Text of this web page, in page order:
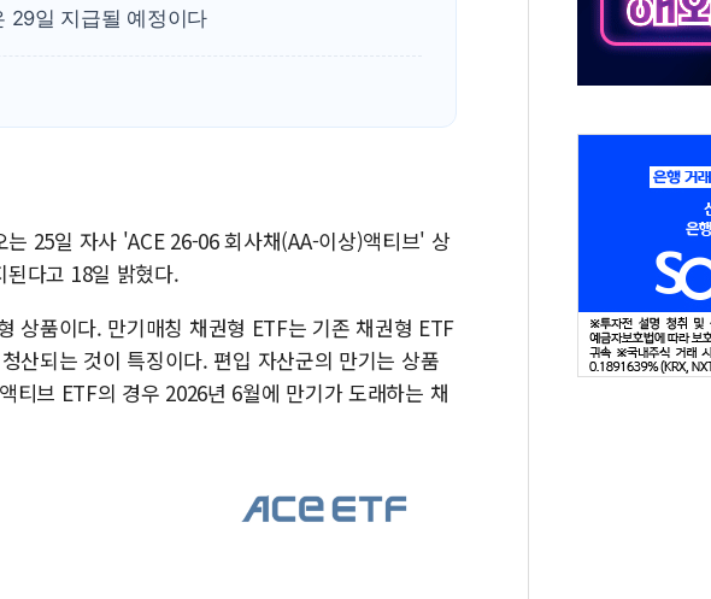
29일 지급될 예정이다
25일 자사 'ACE 26-06 회사채(AA-이상)액티브' 상
다고 18일 밝혔다.
상품이다. 만기매칭 채권형 ETF는 기존 채권형 ETF
산되는 것이 특징이다. 편입 자산군의 만기는 상품
티브 ETF의 경우 2026년 6월에 만기가 도래하는 채